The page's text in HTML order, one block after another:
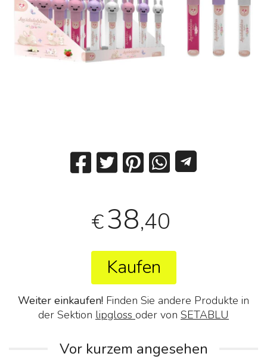
€38,40
Kaufen
Weiter einkaufen! Finden Sie andere Produkte in
der Sektion lipgloss oder von SETABLU
Vor kurzem angesehen